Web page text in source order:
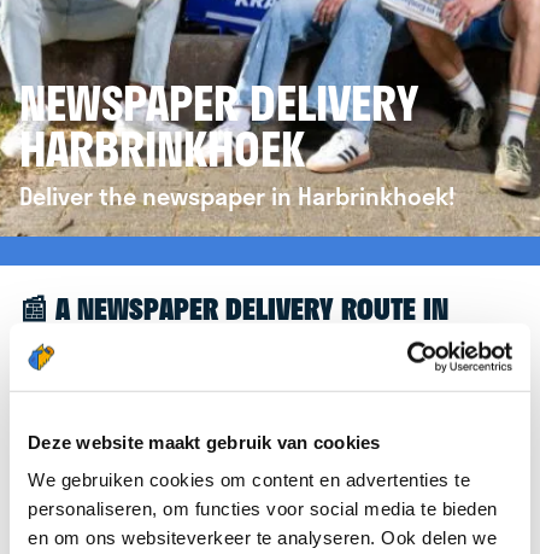
Deze website maakt gebruik van cookies
We gebruiken cookies om content en advertenties te
personaliseren, om functies voor social media te bieden
en om ons websiteverkeer te analyseren. Ook delen we
NEWSPAPER DELIVERY
HARBRINKHOEK
Deliver the newspaper in Harbrinkhoek!
📰 A NEWSPAPER DELIVERY ROUTE IN
HARBRINKHOEK
Great to see you're interested in a newspaper
further, we’d like to refer you to the
krantenbezorgen.nl website. There, you can easily
sign up to deliver newspapers in Harbrinkhoek.